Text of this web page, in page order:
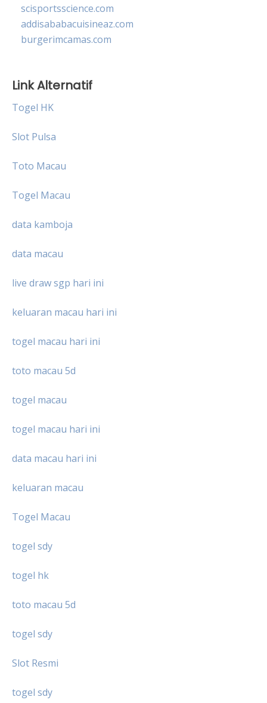
scisportsscience.com
addisababacuisineaz.com
burgerimcamas.com
Link Alternatif
Togel HK
Slot Pulsa
Toto Macau
Togel Macau
data kamboja
data macau
live draw sgp hari ini
keluaran macau hari ini
togel macau hari ini
toto macau 5d
togel macau
togel macau hari ini
data macau hari ini
keluaran macau
Togel Macau
togel sdy
togel hk
toto macau 5d
togel sdy
Slot Resmi
togel sdy